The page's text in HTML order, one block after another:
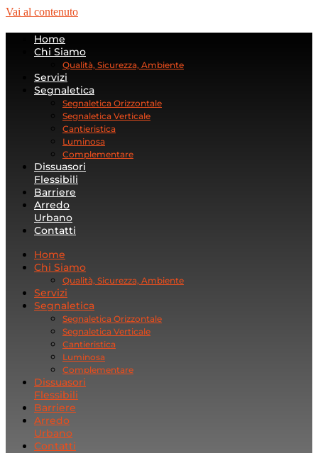
Vai al contenuto
Home
Chi Siamo
Qualità, Sicurezza, Ambiente
Servizi
Segnaletica
Segnaletica Orizzontale
Segnaletica Verticale
Cantieristica
Luminosa
Complementare
Dissuasori
Flessibili
Barriere
Arredo
Urbano
Contatti
Home
Chi Siamo
Qualità, Sicurezza, Ambiente
Servizi
Segnaletica
Segnaletica Orizzontale
Segnaletica Verticale
Cantieristica
Luminosa
Complementare
Dissuasori
Flessibili
Barriere
Arredo
Urbano
Contatti